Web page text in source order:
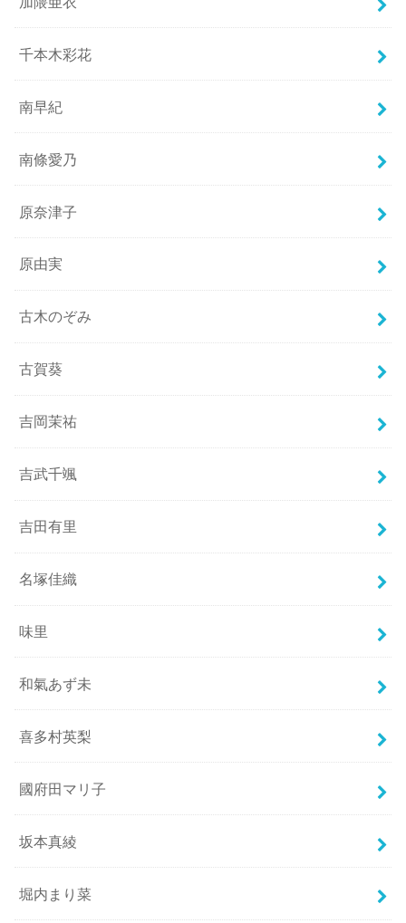
千本木彩花
南早紀
南條愛乃
原奈津子
原由実
古木のぞみ
古賀葵
吉岡茉祐
吉武千颯
吉田有里
名塚佳織
味里
和氣あず未
喜多村英梨
國府田マリ子
坂本真綾
堀内まり菜